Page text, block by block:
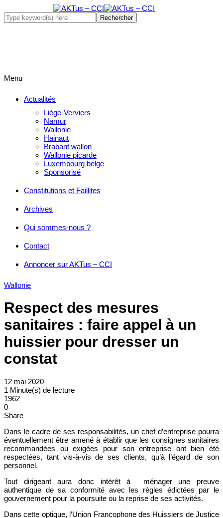
Menu
Actualités
Liège-Verviers
Namur
Wallonie
Hainaut
Brabant wallon
Wallonie picarde
Luxembourg belge
Sponsorisé
Constitutions et Faillites
Archives
Qui sommes-nous ?
Contact
Annoncer sur AKTus – CCI
Wallonie
Respect des mesures
sanitaires : faire appel à un
huissier pour dresser un
constat
12 mai 2020
1 Minute(s) de lecture
1962
0
Share
Dans le cadre de ses responsabilités, un chef d’entreprise pourra
éventuellement être amené à établir que les consignes sanitaires
recommandées ou exigées pour son entreprise ont bien été
respectées, tant vis-à-vis de ses clients, qu’à l’égard de son
personnel.
Tout dirigeant aura donc intérêt à ménager une preuve
authentique de sa conformité avec les règles édictées par le
gouvernement pour la poursuite ou la reprise de ses activités.
Dans cette optique, l’Union Francophone des Huissiers de Justice